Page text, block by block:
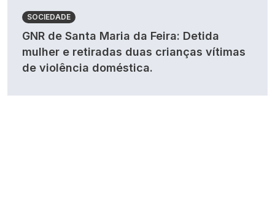
SOCIEDADE
GNR de Santa Maria da Feira: Detida
mulher e retiradas duas crianças vítimas
de violência doméstica.